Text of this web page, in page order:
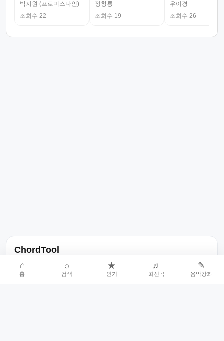
박지원 (프로미스나인)
조회수 22
정창룡
조회수 19
우이경
조회수 26
ChordTool
노래 가사, 곡 정보, 코드, 악보를 한곳에서 찾을 수 있는 음악 정보
서비스입니다.
⌂
홈
⌕
검색
★
인기
♬
최신곡
✎
음악강좌